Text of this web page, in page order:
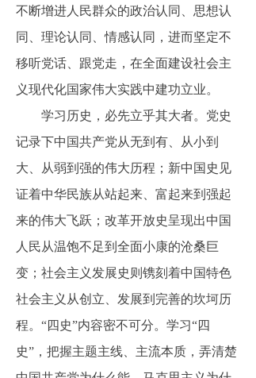
不断增进人民群众的政治认同、思想认
同、理论认同、情感认同，进而坚定不
移听党话、跟党走，在全面建设社会主
义现代化国家伟大实践中建功立业。
学习历史，必先立乎其大者。党史
记录下中国共产党从无到有、从小到
大、从弱到强的伟大历程；新中国史见
证着中华民族从站起来、富起来到强起
来的伟大飞跃；改革开放史呈现出中国
人民从温饱不足到全面小康的沧桑巨
变；社会主义发展史则镌刻着中国特色
社会主义从创立、发展到完善的坎坷历
程。 “四史”内容密不可分。学习“四
史”，把握主题主线、主流本质，弄清楚